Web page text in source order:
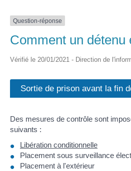
Question-réponse
Comment un
Vérifié le 20/01/2021 - Direction de
Sortie de prison avant la fin
Des mesures de contrôle sont
suivants :
Libération conditionnelle
Placement sous surveillance
Placement à l'extérieur